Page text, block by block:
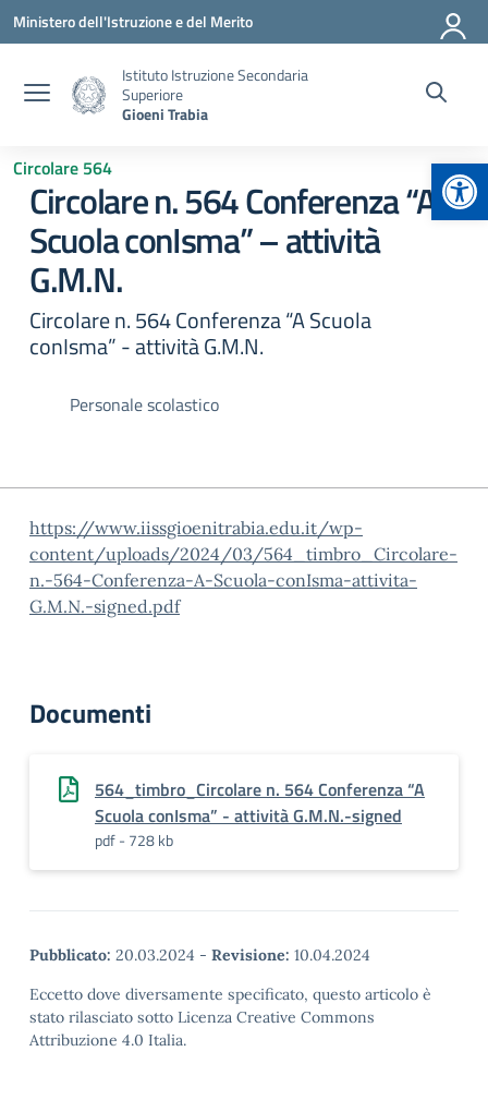
Vai ai contenuti
Vai al menu di navigazione
Vai al footer
Ministero dell'Istruzione e del Merito
Istituto Istruzione Secondaria
Superiore
Gioeni Trabia
Circolare 564
Circolare n. 564 Conferenza “A
Scuola conIsma” – attività
G.M.N.
Circolare n. 564 Conferenza “A Scuola
conIsma” - attività G.M.N.
Personale scolastico
https://www.iissgioenitrabia.edu.it/wp-
content/uploads/2024/03/564_timbro_Circolare-
n.-564-Conferenza-A-Scuola-conIsma-attivita-
G.M.N.-signed.pdf
Documenti
564_timbro_Circolare n. 564 Conferenza “A
Scuola conIsma” - attività G.M.N.-signed
pdf - 728 kb
Pubblicato: 20.03.2024 - Revisione: 10.04.2024
Eccetto dove diversamente specificato, questo articolo è
stato rilasciato sotto Licenza Creative Commons
Attribuzione 4.0 Italia.